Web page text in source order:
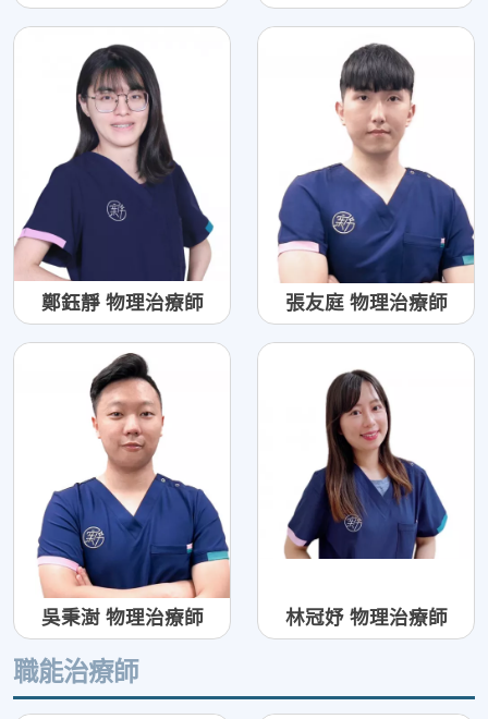
鄭鈺靜 物理治療師 張友庭 物理治療師
吳秉澍 物理治療師 林冠妤 物理治療師
職能治療師